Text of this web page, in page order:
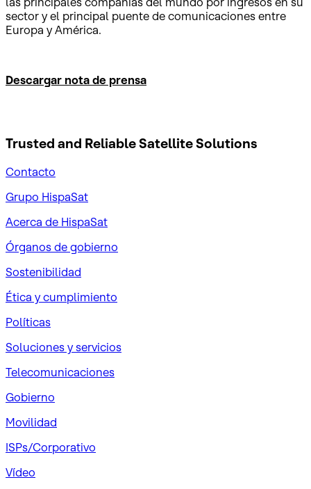
sector y el principal puente de comunicaciones entre
Europa y América.
Descargar nota de prensa
Trusted and ReliableSatellite Solutions
Contacto
Grupo HispaSat
Acerca de HispaSat
Órganos de gobierno
Sostenibilidad
Ética y cumplimiento
Políticas
Soluciones y servicios
Telecomunicaciones
Gobierno
Movilidad
ISPs/Corporativo
Vídeo